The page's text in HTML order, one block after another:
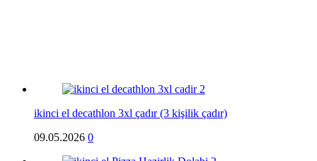
ikinci el decathlon 3xl çadır (3 kişilik çadır)
09.05.2026 0